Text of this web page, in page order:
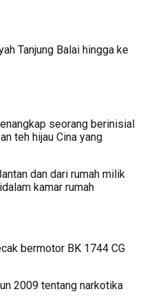
Tanjung Balai hingga ke
seorang berinisial
teh hijau Cina yang
dan dari rumah milik
kamar rumah
bermotor BK 1744 CG
2009 tentang narkotika